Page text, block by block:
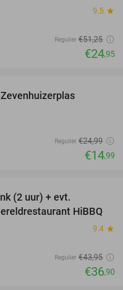
9.5 star
Regulier €51,25
€24,95
Regulier €24,99
€14,99
(2 uur) + evt.
HiBBQ
9.4 star
Regulier €43,95
€36,90